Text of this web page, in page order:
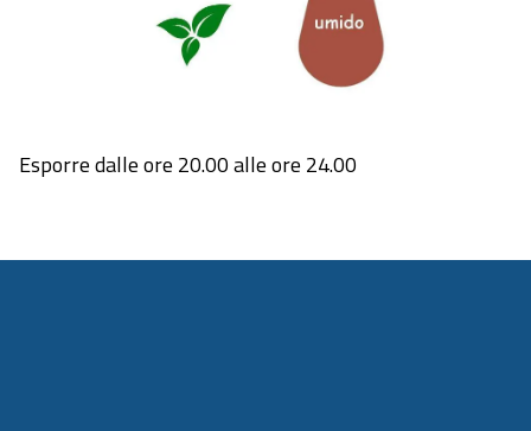
Esporre dalle ore 20.00 alle ore 24.00